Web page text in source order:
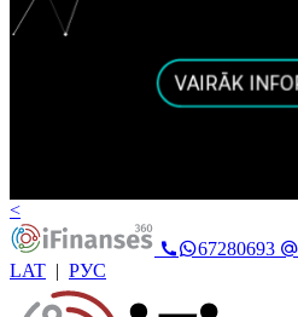
<
67280693
LAT | РУС